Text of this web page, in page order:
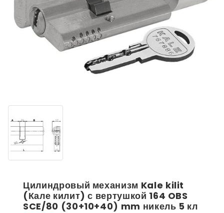
Цилиндровый механизм Kale kilit
(Кале килит) с вертушкой 164 OBS
SCE/80 (30+10+40) mm никель 5 кл